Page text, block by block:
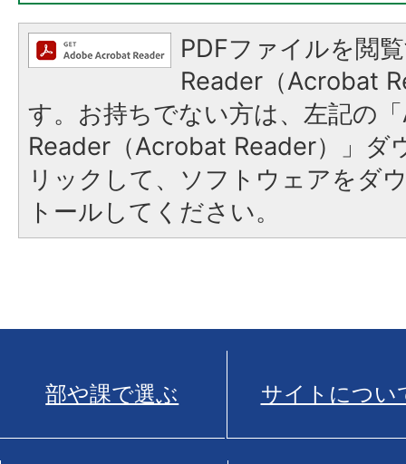
PDFファイルを閲
Reader（Acrobat
す。お持ちでない方は、左記の
Reader（Acrobat Reader）」ダ
リックして、ソフトウェアをダ
トールしてください。
部や課で選ぶ サイトについ